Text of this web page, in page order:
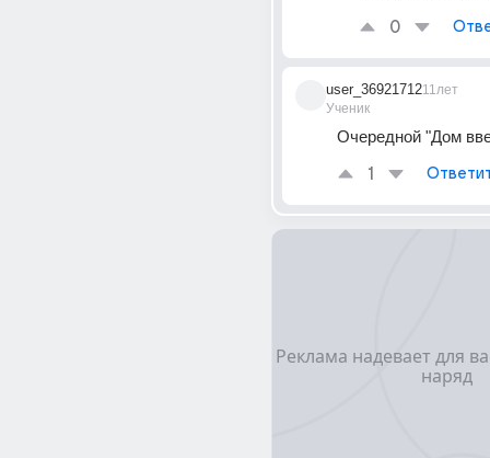
0
user_36921712
Ученик
11лет
Очередной "Дом
1